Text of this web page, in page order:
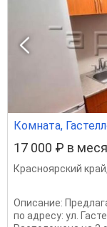
Комната,
17 000 ₽ в
Красноярский край,
Описание:
по адресу: ул.